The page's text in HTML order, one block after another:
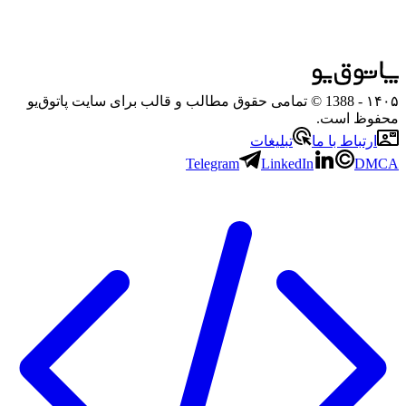
۱۴۰۵
- 1388 © تمامی حقوق مطالب و قالب برای سایت پاتوق‌یو
محفوظ است.
ارتباط با ما
تبلیغات
Telegram
LinkedIn DMCA